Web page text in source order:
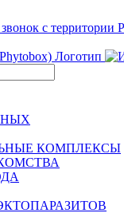
с территории
КОМПЛЕКСЫ